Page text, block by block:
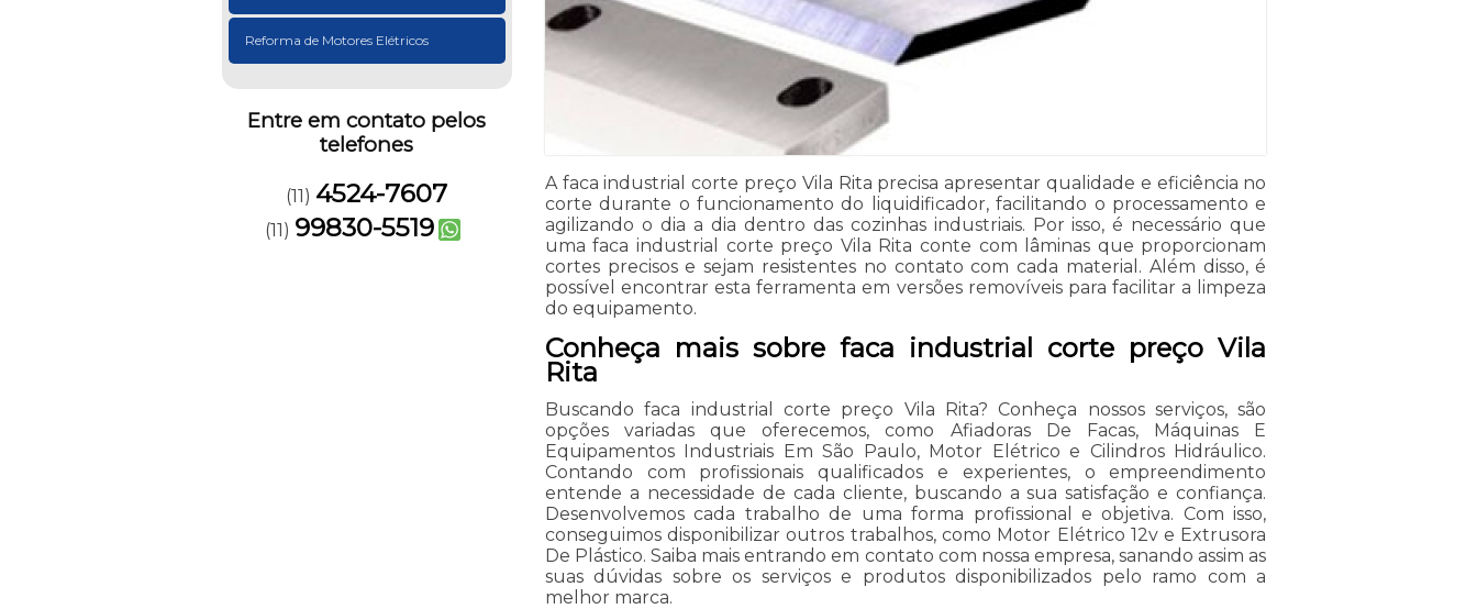
Reforma de Motores Elétricos
Entre em contato pelos
telefones
(11) 4524-7607
(11) 99830-5519
A faca industrial corte preço Vila Rita precisa apresentar qualidade e eficiência no
corte durante o funcionamento do liquidificador, facilitando o processamento e
agilizando o dia a dia dentro das cozinhas industriais. Por isso, é necessário que
uma faca industrial corte preço Vila Rita conte com lâminas que proporcionam
cortes precisos e sejam resistentes no contato com cada material. Além disso, é
possível encontrar esta ferramenta em versões removíveis para facilitar a limpeza
do equipamento.
Conheça mais sobre faca industrial corte preço Vila
Rita
Buscando faca industrial corte preço Vila Rita? Conheça nossos serviços, são
opções variadas que oferecemos, como Afiadoras De Facas, Máquinas E
Equipamentos Industriais Em São Paulo, Motor Elétrico e Cilindros Hidráulico.
Contando com profissionais qualificados e experientes, o empreendimento
entende a necessidade de cada cliente, buscando a sua satisfação e confiança.
Desenvolvemos cada trabalho de uma forma profissional e objetiva. Com isso,
conseguimos disponibilizar outros trabalhos, como Motor Elétrico 12v e Extrusora
De Plástico. Saiba mais entrando em contato com nossa empresa, sanando assim as
suas dúvidas sobre os serviços e produtos disponibilizados pelo ramo com a
melhor marca.